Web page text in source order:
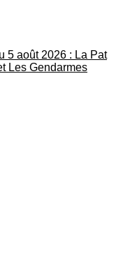
5 août 2026 : La Pat
Les Gendarmes